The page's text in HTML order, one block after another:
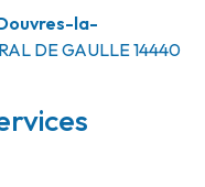
la-
DE GAULLE14440